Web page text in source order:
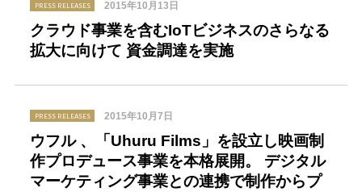
2015年10月13日
PRESS RELEASES
クラウド事業を含むIoTビジネスのさらなる
拡大に向けて 資金調達を実施
2015年10月7日
PRESS RELEASES
ウフル 、「Uhuru Films」を設立し映画制
作プロデュース事業を本格展開。 デジタル
マーケティング事業との連携で制作からプ